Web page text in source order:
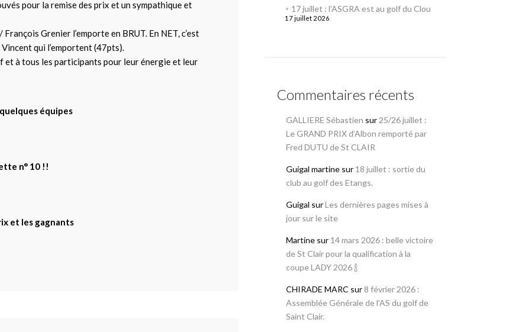
pour la remise des prix et un sympathique et
Grenier l’emporte en BRUT. En NET, c’est
qui l’emportent (47pts).
et à tous les participants pour leur énergie et leur
équipes
n° 10 !!
et les gagnants
17 juillet : l’ASGRA est au golf du Clou
17 juillet 2026
Commentaires récents
GALLIERE Sébastien sur 25/26 juillet :
Le GRAND PRIX d’Albon remporté par
Fred DUTU de St CLAIR
Guigal martine sur 18 juillet : sortie du
club au golf des Etangs.
Guigal surLes dernières pages mises à
jour sur le site
Martine sur 14 mars 2026 : belle victoire
de St Clair pour la qualification à la
coupe LADY 2026 🍾
CHIRADE MARC sur 8 février 2026 :
Assemblée Générale de l’AS du golf de
Saint Clair.